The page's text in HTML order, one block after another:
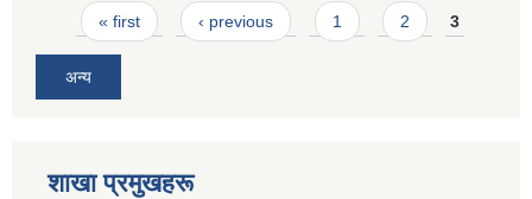
Pages
« first ‹ previous 1 2 3
अन्य
शाखा प्रमुखहरू